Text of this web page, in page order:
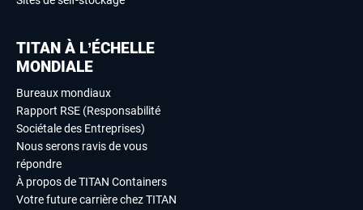
TITAN À L’ÉCHELLE
MONDIALE
Bureaux mondiaux
Rapport RSE (Responsabilité
Sociétale des Entreprises)
Nous serons ravis de vous
répondre
À propos de TITAN Containers
Votre future carrière chez TITAN